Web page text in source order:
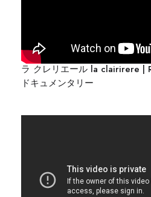
ラ クレリエール la clairirere |
ドキュメンタリー